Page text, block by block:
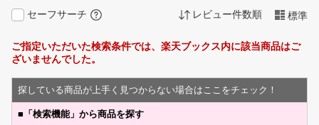
セーフサーチ レビュー件数順 標準
ご指定いただいた検索条件では、楽天ブックス内に該当商品はご
ざいませんでした。
探している商品が上手く見つからない場合はここをチェック！
■ 「検索機能」から商品を探す